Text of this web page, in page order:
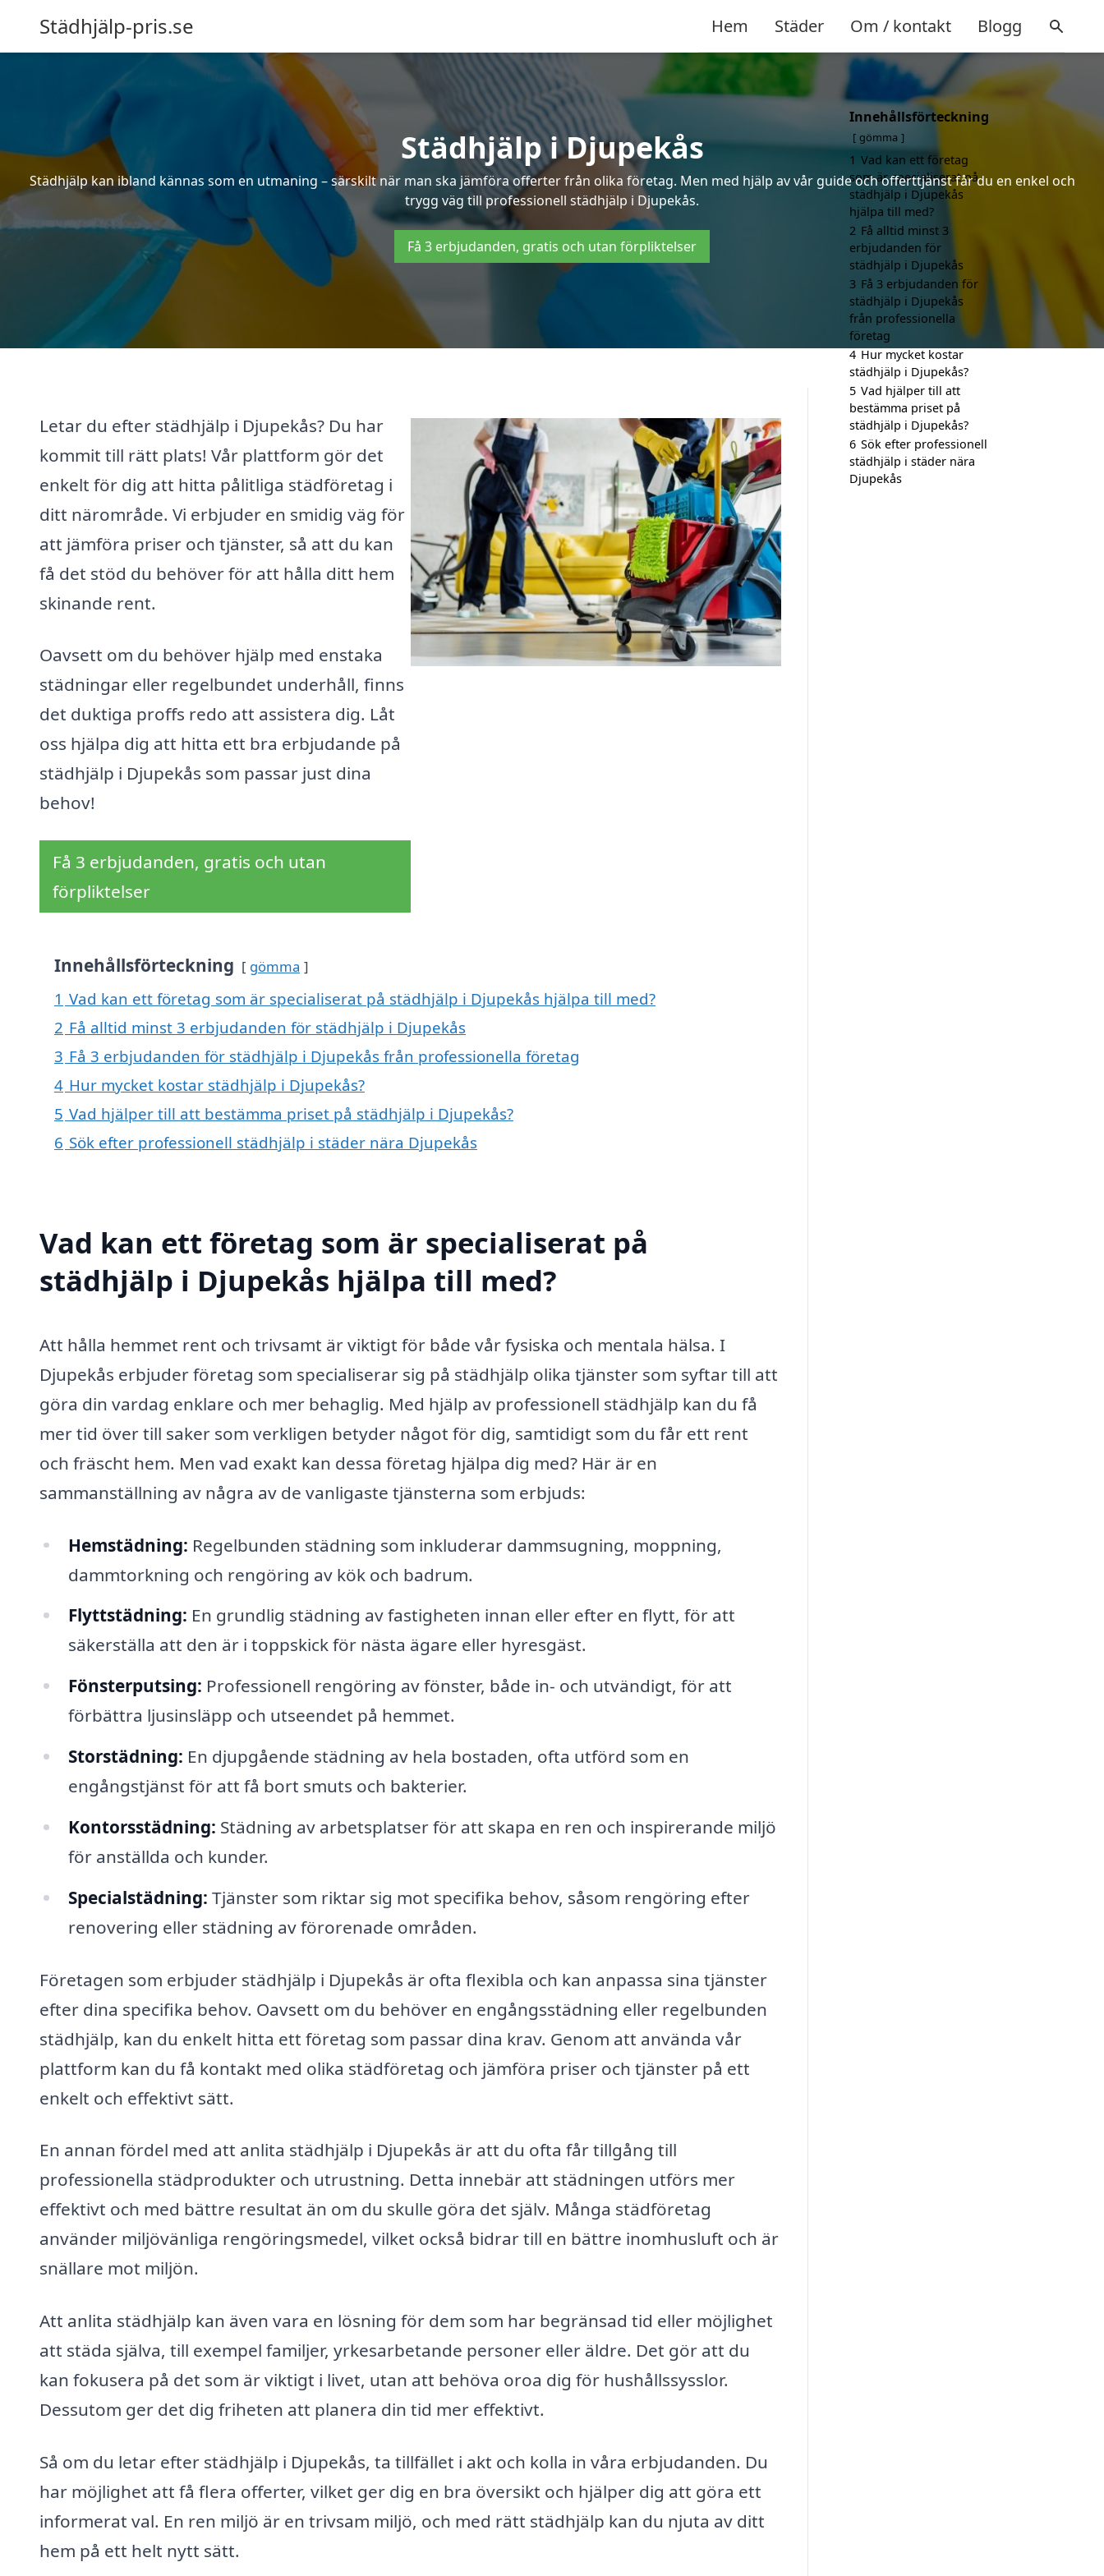
Städhjälp-pris.se Hem Städer Om / kontakt Blogg
Städhjälp i Djupekås
Städhjälp kan ibland kännas som en utmaning – särskilt när man ska jämföra offerter från olika företag. Men med hjälp av vår guide och offerttjänst får du en enkel och
trygg väg till professionell städhjälp i Djupekås.
Få 3 erbjudanden, gratis och utan förpliktelser
Letar du efter städhjälp i Djupekås? Du har
kommit till rätt plats! Vår plattform gör det
enkelt för dig att hitta pålitliga städföretag i
ditt närområde. Vi erbjuder en smidig väg för
att jämföra priser och tjänster, så att du kan
få det stöd du behöver för att hålla ditt hem
skinande rent.
Oavsett om du behöver hjälp med enstaka
städningar eller regelbundet underhåll, finns
det duktiga proffs redo att assistera dig. Låt
oss hjälpa dig att hitta ett bra erbjudande på
städhjälp i Djupekås som passar just dina
behov!
Få 3 erbjudanden, gratis och utan
förpliktelser
Innehållsförteckning gömma
1 Vad kan ett företag som är specialiserat på städhjälp i Djupekås hjälpa till med?
2 Få alltid minst 3 erbjudanden för städhjälp i Djupekås
3 Få 3 erbjudanden för städhjälp i Djupekås från professionella företag
4 Hur mycket kostar städhjälp i Djupekås?
5 Vad hjälper till att bestämma priset på städhjälp i Djupekås?
6 Sök efter professionell städhjälp i städer nära Djupekås
Vad kan ett företag som är specialiserat på
städhjälp i Djupekås hjälpa till med?
Att hålla hemmet rent och trivsamt är viktigt för både vår fysiska och mentala hälsa. I
Djupekås erbjuder företag som specialiserar sig på städhjälp olika tjänster som syftar till att
göra din vardag enklare och mer behaglig. Med hjälp av professionell städhjälp kan du få
mer tid över till saker som verkligen betyder något för dig, samtidigt som du får ett rent
och fräscht hem. Men vad exakt kan dessa företag hjälpa dig med? Här är en
sammanställning av några av de vanligaste tjänsterna som erbjuds:
Hemstädning: Regelbunden städning som inkluderar dammsugning, moppning,
dammtorkning och rengöring av kök och badrum.
Flyttstädning: En grundlig städning av fastigheten innan eller efter en flytt, för att
säkerställa att den är i toppskick för nästa ägare eller hyresgäst.
Fönsterputsing: Professionell rengöring av fönster, både in- och utvändigt, för att
förbättra ljusinsläpp och utseendet på hemmet.
Storstädning: En djupgående städning av hela bostaden, ofta utförd som en
engångstjänst för att få bort smuts och bakterier.
Kontorsstädning: Städning av arbetsplatser för att skapa en ren och inspirerande miljö
för anställda och kunder.
Specialstädning: Tjänster som riktar sig mot specifika behov, såsom rengöring efter
renovering eller städning av förorenade områden.
Företagen som erbjuder städhjälp i Djupekås är ofta flexibla och kan anpassa sina tjänster
efter dina specifika behov. Oavsett om du behöver en engångsstädning eller regelbunden
städhjälp, kan du enkelt hitta ett företag som passar dina krav. Genom att använda vår
plattform kan du få kontakt med olika städföretag och jämföra priser och tjänster på ett
enkelt och effektivt sätt.
En annan fördel med att anlita städhjälp i Djupekås är att du ofta får tillgång till
professionella städprodukter och utrustning. Detta innebär att städningen utförs mer
effektivt och med bättre resultat än om du skulle göra det själv. Många städföretag
använder miljövänliga rengöringsmedel, vilket också bidrar till en bättre inomhusluft och är
snällare mot miljön.
Att anlita städhjälp kan även vara en lösning för dem som har begränsad tid eller möjlighet
att städa själva, till exempel familjer, yrkesarbetande personer eller äldre. Det gör att du
kan fokusera på det som är viktigt i livet, utan att behöva oroa dig för hushållssysslor.
Dessutom ger det dig friheten att planera din tid mer effektivt.
Så om du letar efter städhjälp i Djupekås, ta tillfället i akt och kolla in våra erbjudanden. Du
har möjlighet att få flera offerter, vilket ger dig en bra översikt och hjälper dig att göra ett
informerat val. En ren miljö är en trivsam miljö, och med rätt städhjälp kan du njuta av ditt
hem på ett helt nytt sätt.
Innehållsförteckning
gömma
1 Vad kan ett företag
som är specialiserat på
städhjälp i Djupekås
hjälpa till med?
2 Få alltid minst 3
erbjudanden för
städhjälp i Djupekås
3 Få 3 erbjudanden för
städhjälp i Djupekås
från professionella
företag
4 Hur mycket kostar
städhjälp i Djupekås?
5 Vad hjälper till att
bestämma priset på
städhjälp i Djupekås?
6 Sök efter professionell
städhjälp i städer nära
Djupekås